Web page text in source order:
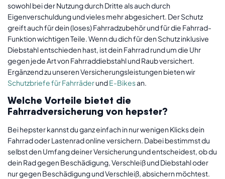
sowohl bei der Nutzung durch Dritte als auch durch
Eigenverschuldung und vieles mehr abgesichert. Der Schutz
greift auch für dein (loses) Fahrradzubehör und für die Fahrrad-
Funktion wichtigen Teile. Wenn du dich für den Schutz inklusive
Diebstahl entschieden hast, ist dein Fahrrad rund um die Uhr
gegen jede Art von Fahrraddiebstahl und Raub versichert.
Ergänzend zu unseren Versicherungsleistungen bieten wir
Schutzbriefe für FahrräderundE-Bikesan.
Welche Vorteile bietet die
Fahrradversicherung von hepster?
Bei hepster kannst du ganz einfach in nur wenigen Klicks dein
Fahrrad oder Lastenrad online versichern. Dabei bestimmst du
selbst den Umfang deiner Versicherung und entscheidest, ob du
dein Rad gegen Beschädigung, Verschleiß und Diebstahl oder
nur gegen Beschädigung und Verschleiß, absichern möchtest.